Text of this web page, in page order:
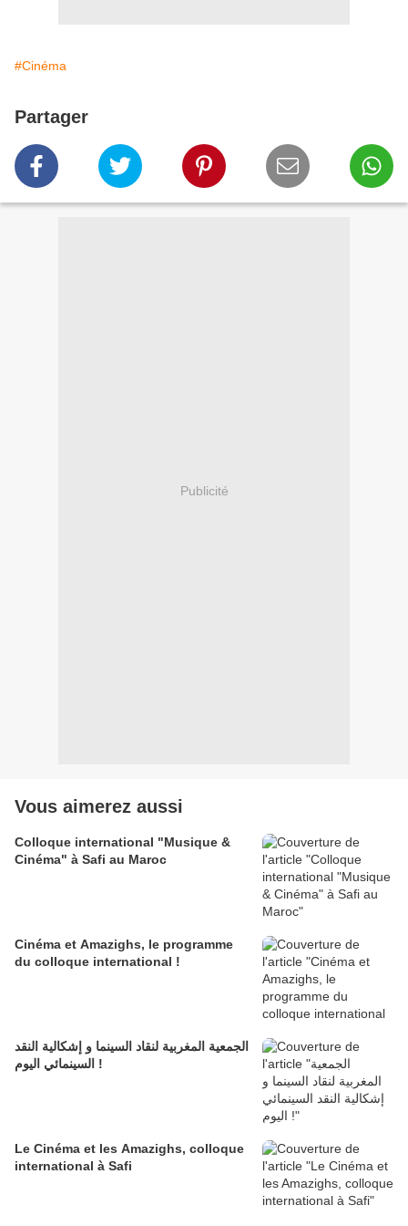
#Cinéma
Partager
Publicité
Vous aimerez aussi
Colloque international "Musique &
Cinéma" à Safi au Maroc
Cinéma et Amazighs, le programme
du colloque international !
الجمعية المغربية لنقاد السينما و إشكالية النقد
السينمائي اليوم !
Le Cinéma et les Amazighs, colloque
international à Safi